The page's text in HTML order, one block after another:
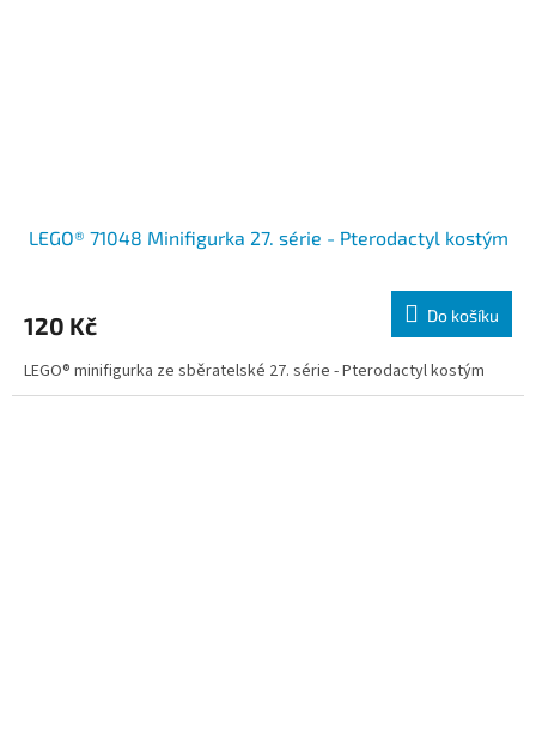
LEGO® 71048 Minifigurka 27. série - Pterodactyl kostým
120 Kč Do košíku
LEGO® minifigurka ze sběratelské 27. série - Pterodactyl kostým